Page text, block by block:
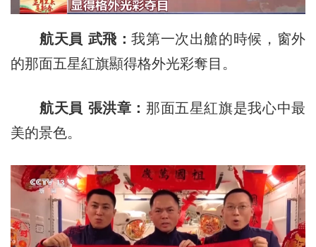
航天員 武飛：我第一次出艙的時候，窗外
的那面五星紅旗顯得格外光彩奪目。
航天員 張洪章： 那面五星紅旗是我心中最
美的景色。